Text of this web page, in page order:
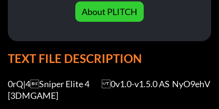
About PLITCH
TEXT FILE DESCRIPTION
0rQ|4Sniper Elite 4	0v1.0-v1.5.0 AS	NyO9ehV
[3DMGAME]